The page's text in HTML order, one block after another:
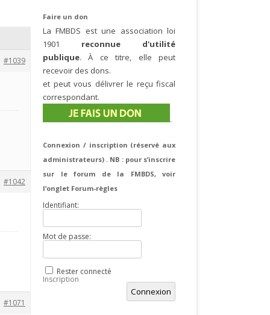
#1039
#1042
#1071
Faire un don
La FMBDS est une association loi
1901 reconnue d'utilité
publique. À ce titre, elle peut
recevoir des dons.
et peut vous délivrer le reçu fiscal
correspondant.
.
Connexion / inscription (réservé aux
administrateurs) . NB : pour s’inscrire
sur le forum de la FMBDS, voir
l’onglet Forum-règles
Identifiant:
Mot de passe:
Rester connecté
Connexion
Inscription